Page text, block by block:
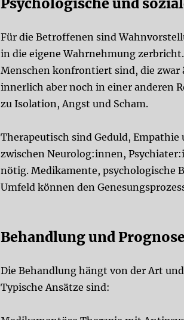
Psychologische und
Für die Betroffenen sind
in die eigene Wahrnehmung
Menschen konfrontiert sind, die
innerlich aber noch in einer anderen
zu Isolation, Angst und Scham.
Therapeutisch sind Geduld,
zwischen Neurolog:innen,
nötig. Medikamente, psychologische
Umfeld können den
Behandlung und Prognose
Die Behandlung hängt von der Art
Typische Ansätze sind: